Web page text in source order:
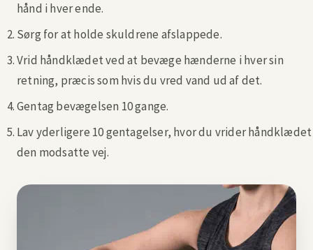
hånd i hver ende.
Sørg for at holde skuldrene afslappede.
Vrid håndklædet ved at bevæge hænderne i hver sin
retning, præcis som hvis du vred vand ud af det.
Gentag bevægelsen 10 gange.
Lav yderligere 10 gentagelser, hvor du vrider håndklædet
den modsatte vej.